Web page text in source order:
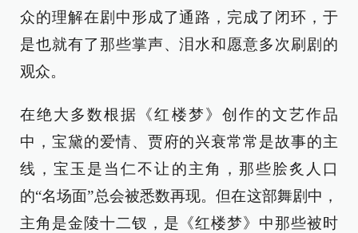
众的理解在剧中形成了通路，完成了闭环，于
是也就有了那些掌声、泪水和愿意多次刷剧的
观众。
在绝大多数根据《红楼梦》创作的文艺作品
中，宝黛的爱情、贾府的兴衰常常是故事的主
线，宝玉是当仁不让的主角，那些脍炙人口
的“名场面”总会被悉数再现。但在这部舞剧中，
主角是金陵十二钗，是《红楼梦》中那些被时